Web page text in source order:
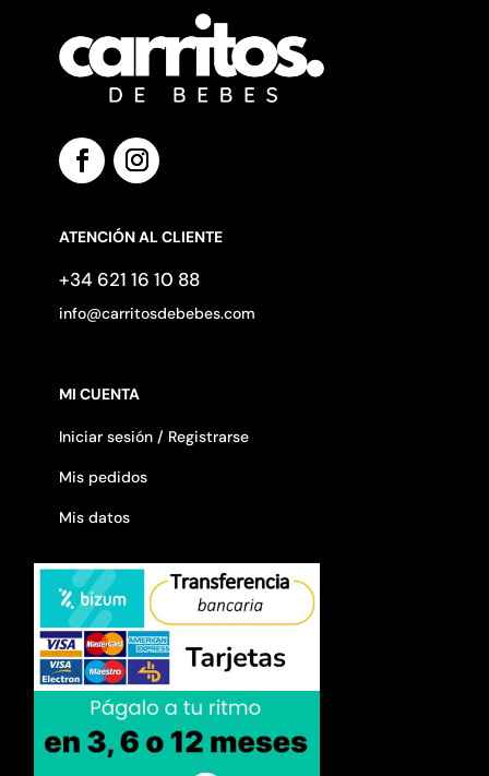
ATENCIÓN AL CLIENTE
+34 621 16 10 88
info@carritosdebebes.com
MI CUENTA
Iniciar sesión / Registrarse
Mis pedidos
Mis datos